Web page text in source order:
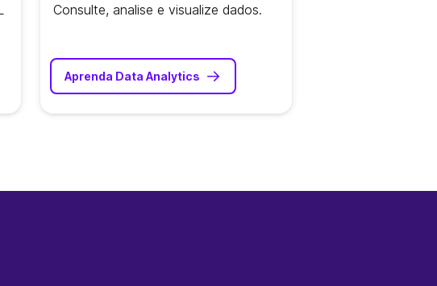
Consulte, analise e visualize dados.
Aprenda Data Analytics